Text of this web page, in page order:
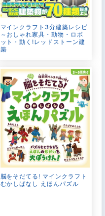
マインクラフト3分建築レシピ
～おしゃれ家具・動物・ロボ
ット・動く!レッドストーン建
築
脳をそだてる! マインクラフト
むかしばなし えほんパズル